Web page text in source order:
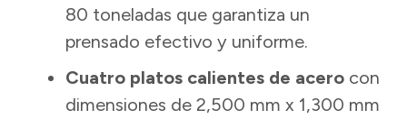
80 toneladas que garantiza un
prensado efectivo y uniforme.
Cuatro platos calientes de acero con
dimensiones de 2,500 mm x 1,300 mm